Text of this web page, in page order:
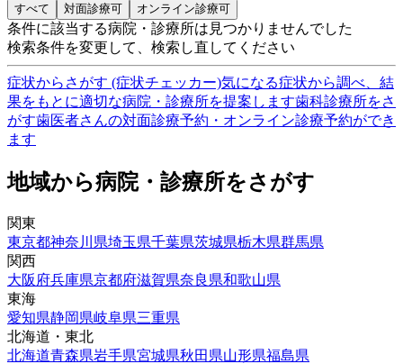
すべて 対面診療可 オンライン診療可
条件に該当する病院・診療所は見つかりませんでした
検索条件を変更して、検索し直してください
症状からさがす (症状チェッカー)気になる症状から調べ、結
果をもとに適切な病院・診療所を提案します歯科診療所をさ
がす歯医者さんの対面診療予約・オンライン診療予約ができ
ます
地域から病院・診療所をさがす
関東
東京都神奈川県埼玉県千葉県茨城県栃木県群馬県
関西
大阪府兵庫県京都府滋賀県奈良県和歌山県
東海
愛知県静岡県岐阜県三重県
北海道・東北
北海道青森県岩手県宮城県秋田県山形県福島県